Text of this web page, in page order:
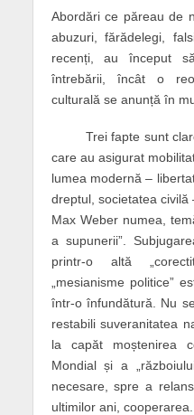
Abordări ce păreau de
abuzuri, fărădelegi,
recenți, au început
întrebării, încât o
culturală se anunță în
Trei fapte sunt clare
care au asigurat
lumea modernă –
dreptul, societatea
Max Weber numea,
a supunerii”.
printr-o altă
„mesianisme politice”
într-o înfundătură. Nu
restabili suveranitatea
la capăt moștenirea
Mondial și a
necesare, spre a
ultimilor ani, cooperarea.